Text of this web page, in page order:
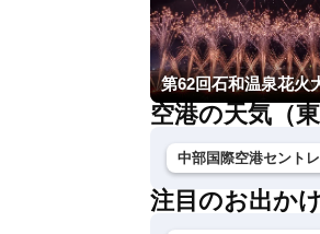
第62回石和温泉花火
空港の天気（東
中部国際空港セント
注目のお出か